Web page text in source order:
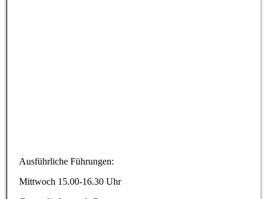
Ausführliche Führungen:
Mittwoch 15.00-16.30 Uhr